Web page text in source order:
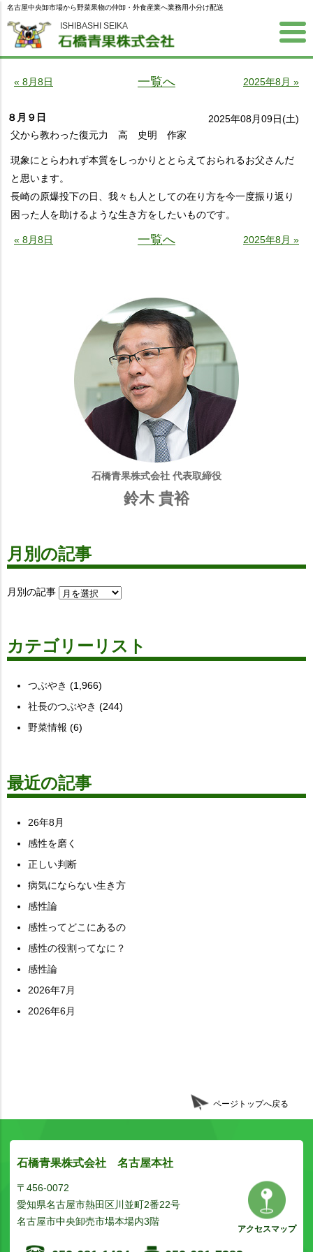
ISHIBASHI SEIKA
名古屋中央卸市場から野菜果物の仲卸・外食産業へ業務用小分け配送
« 8月8日 一覧へ 2025年8月 »
８月９日
2025年08月09日(土)
父から教わった復元力 高 史明 作家
現象にとらわれず本質をしっかりととらえておられるお父さんだ
と思います。
長崎の原爆投下の日、我々も人としての在り方を今一度振り返り
困った人を助けるような生き方をしたいものです。
« 8月8日 一覧へ 2025年8月 »
石橋青果株式会社 代表取締役
鈴木 貴裕
月別の記事
月別の記事
カテゴリーリスト
つぶやき (1,966)
社長のつぶやき (244)
野菜情報 (6)
最近の記事
26年8月
感性を磨く
正しい判断
病気にならない生き方
感性論
感性ってどこにあるの
感性の役割ってなに？
感性論
2026年7月
2026年6月
ページトップへ戻る
石橋青果株式会社 名古屋本社
〒456-0072
愛知県名古屋市熱田区川並町2番22号
名古屋市中央卸売市場本場内3階
アクセスマップ